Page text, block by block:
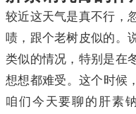
较近这天气是真不行，
啧，跟个老树皮似的。
类似的情况，特别是在
想想都难受。这个时候
咱们今天要聊的肝素